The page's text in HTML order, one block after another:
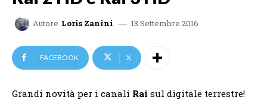
Autore Loris Zanini 13 Settembre 2016
FACEBOOK X
Grandi novità per i canali Rai sul digitale terrestre!